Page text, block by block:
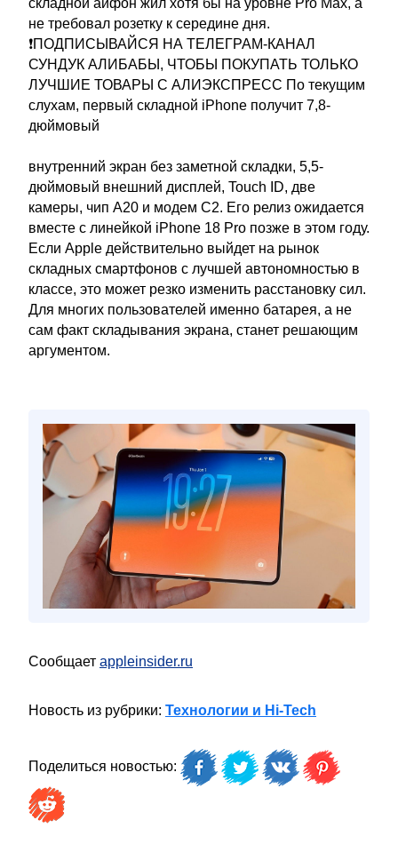
складной айфон жил хотя бы на уровне Pro Max, а
не требовал розетку к середине дня.
❗ПОДПИСЫВАЙСЯ НА ТЕЛЕГРАМ-КАНАЛ
СУНДУК АЛИБАБЫ, ЧТОБЫ ПОКУПАТЬ ТОЛЬКО
ЛУЧШИЕ ТОВАРЫ С АЛИЭКСПРЕСС По текущим
слухам, первый складной iPhone получит 7,8-
дюймовый
внутренний экран без заметной складки, 5,5-
дюймовый внешний дисплей, Touch ID, две
камеры, чип A20 и модем C2. Его релиз ожидается
вместе с линейкой iPhone 18 Pro позже в этом году.
Если Apple действительно выйдет на рынок
складных смартфонов с лучшей автономностью в
классе, это может резко изменить расстановку сил.
Для многих пользователей именно батарея, а не
сам факт складывания экрана, станет решающим
аргументом.
Сообщает appleinsider.ru
Новость из рубрики: Технологии и Hi-Tech
Поделиться новостью: